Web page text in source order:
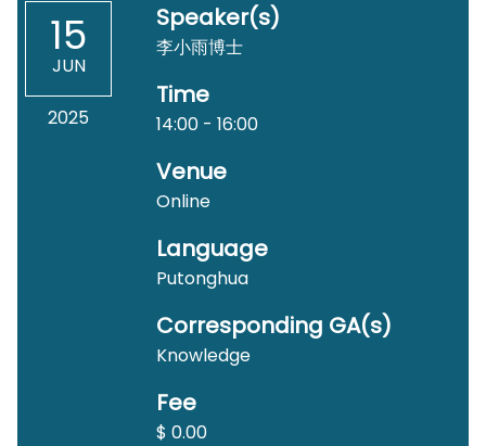
15
JUN
2025
Speaker(s)
李小雨博士
Time
14:00 - 16:00
Venue
Online
Language
Putonghua
Corresponding GA(s)
Knowledge
Fee
$ 0.00